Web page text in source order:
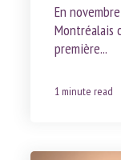
En
Montréalais
première...
1 minute read